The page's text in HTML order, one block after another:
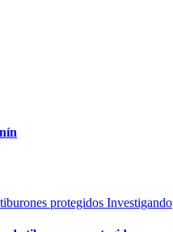
Investigando